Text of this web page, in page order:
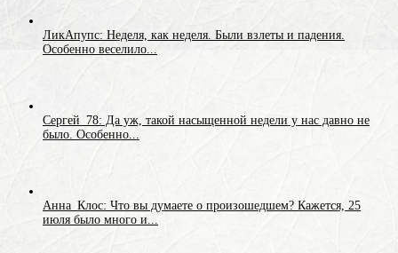
ЛикАпупс: Неделя, как неделя. Были взлеты и падения.
Особенно веселило...
Сергей_78: Да уж, такой насыщенной недели у нас давно не
было. Особенно...
Анна_Клос: Что вы думаете о произошедшем? Кажется, 25
июля было много и...